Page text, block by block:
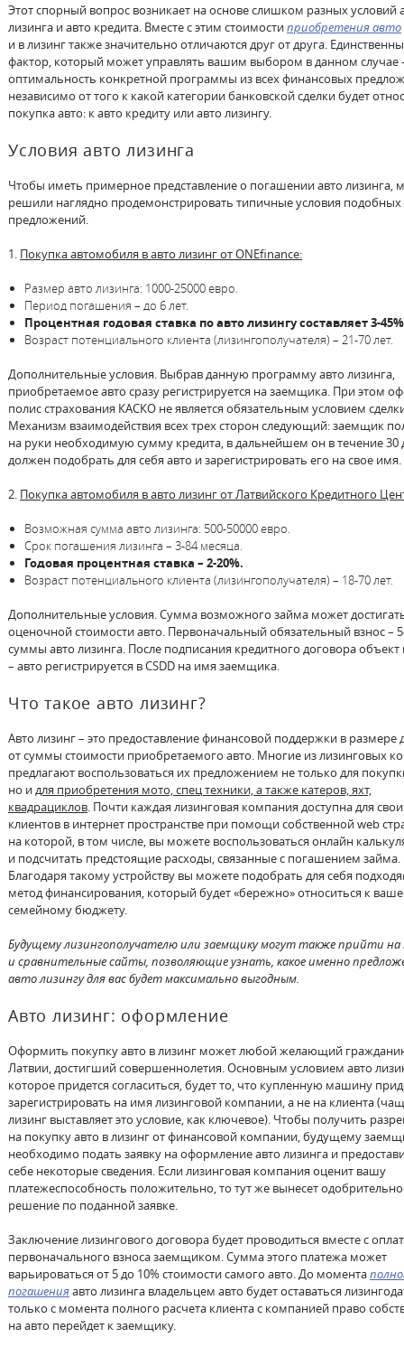
Этот спорный вопрос возникает на основе слишком разных условий
лизинга и авто кредита. Вместе с этим стоимостиприобретения авто
и в лизинг также значительно отличаются друг от друга.
фактор, который может управлять вашим выбором в данном случае
оптимальность конкретной программы из всех финансовых
независимо от того к какой категории банковской сделки будет
покупка авто: к авто кредиту или авто лизингу.
Условия авто лизинга
Чтобы иметь примерное представление о погашении авто лизинга,
решили наглядно продемонстрировать типичные условия подобных
предложений.
1. Покупка автомобиля в авто лизинг от ONEfinance:
Размер авто лизинга: 1000-25000 евро.
Период погашения – до 6 лет.
Процентная годовая ставка по авто лизингу составляет 3-
Возраст потенциального клиента (лизингополучателя) – 21-70 лет.
Дополнительные условия. Выбрав данную программу авто лизинга,
приобретаемое авто сразу регистрируется на заемщика. При этом
полис страхования КАСКО не является обязательным условием
Механизм взаимодействия всех трех сторон следующий: заемщик
на руки необходимую сумму кредита, в дальнейшем он в течение 30
должен подобрать для себя авто и зарегистрировать его на свое имя.
2. Покупка автомобиля в авто лизинг от Латвийского Кредитного
Возможная сумма авто лизинга: 500-50000 евро.
Срок погашения лизинга – 3-84 месяца.
Годовая процентная ставка – 2-20%.
Возраст потенциального клиента (лизингополучателя) – 18-70 лет.
Дополнительные условия. Сумма возможного займа может
оценочной стоимости авто. Первоначальный обязательный взнос –
суммы авто лизинга. После подписания кредитного договора объект
– авто регистрируется в CSDD на имя заемщика.
Что такое авто лизинг?
Авто лизинг – это предоставление финансовой поддержки в размере
от суммы стоимости приобретаемого авто. Многие из лизинговых
предлагают воспользоваться их предложением не только для
но идля приобретения мото, спец техники, а также катеров, яхт,
квадрациклов. Почти каждая лизинговая компания доступна для
клиентов в интернет пространстве при помощи собственной web
на которой, в том числе, вы можете воспользоваться онлайн
и подсчитать предстоящие расходы, связанные с погашением займа.
Благодаря такому устройству вы можете подобрать для себя
метод финансирования, который будет «бережно» относиться к
семейному бюджету.
Будущему лизингополучателю или заемщику могут также прийти
и сравнительные сайты, позволяющие узнать, какое именно
авто лизингу для вас будет максимально выгодным.
Авто лизинг: оформление
Оформить покупку авто в лизинг может любой желающий
Латвии, достигший совершеннолетия. Основным условием авто
которое придется согласиться, будет то, что купленную машину
зарегистрировать на имя лизинговой компании, а не на клиента
лизинг выставляет это условие, как ключевое). Чтобы получить
на покупку авто в лизинг от финансовой компании, будущему
необходимо подать заявку на оформление авто лизинга и
себе некоторые сведения. Если лизинговая компания оценит вашу
платежеспособность положительно, то тут же вынесет
решение по поданной заявке.
Заключение лизингового договора будет проводиться вместе с
первоначального взноса заемщиком. Сумма этого платежа может
варьироваться от 5 до 10% стоимости самого авто. До момента
погашенияавто лизинга владельцем авто будет оставаться
только с момента полного расчета клиента с компанией право
на авто перейдет к заемщику.